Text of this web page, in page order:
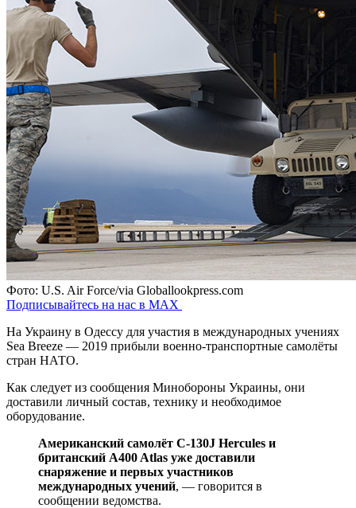
Фото: U.S. Air Force/via Globallookpress.com
Подписывайтесь на нас в MAX
На Украину в Одессу для участия в международных учениях
Sea Breeze — 2019 прибыли военно-транспортные самолёты
стран НАТО.
Как следует из сообщения Минобороны Украины, они
доставили личный состав, технику и необходимое
оборудование.
Американский самолёт C-130J Hercules и
британский A400 Atlas уже доставили
снаряжение и первых участников
международных учений, — говорится в
сообщении ведомства.